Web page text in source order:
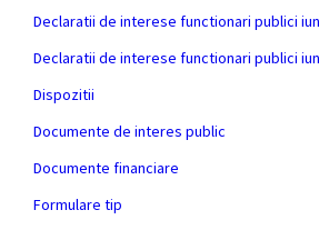
Declaratii de interese functionari publici
Declaratii de interese functionari publici
Dispozitii
Documente de interes public
Documente financiare
Formulare tip